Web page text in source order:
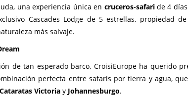
una experiencia única en cruceros-safaride 4 días
Cascades Lodge de 5 estrellas, propiedad
más salvaje.
de tan esperado barco, CroisiEurope ha querido
perfecta entre safaris por tierra y agua,
Cataratas Victoria y Johannesburgo.